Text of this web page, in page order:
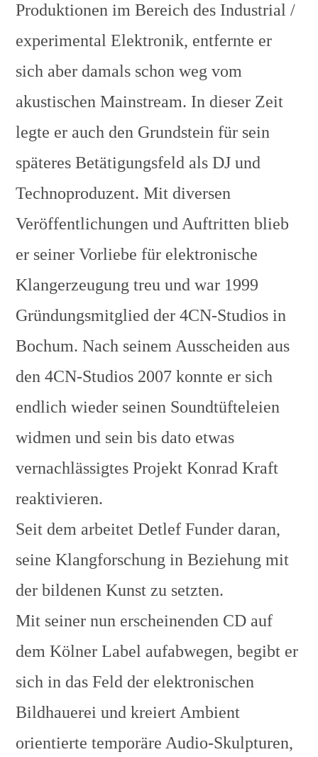
Produktionen im Bereich des Industrial /
experimental Elektronik, entfernte er
sich aber damals schon weg vom
akustischen Mainstream. In dieser Zeit
legte er auch den Grundstein für sein
späteres Betätigungsfeld als DJ und
Technoproduzent. Mit diversen
Veröffentlichungen und Auftritten blieb
er seiner Vorliebe für elektronische
Klangerzeugung treu und war 1999
Gründungsmitglied der 4CN-Studios in
Bochum. Nach seinem Ausscheiden aus
den 4CN-Studios 2007 konnte er sich
endlich wieder seinen Soundtüfteleien
widmen und sein bis dato etwas
vernachlässigtes Projekt Konrad Kraft
reaktivieren.
Seit dem arbeitet Detlef Funder daran,
seine Klangforschung in Beziehung mit
der bildenen Kunst zu setzten.
Mit seiner nun erscheinenden CD auf
dem Kölner Label aufabwegen, begibt er
sich in das Feld der elektronischen
Bildhauerei und kreiert Ambient
orientierte temporäre Audio-Skulpturen,